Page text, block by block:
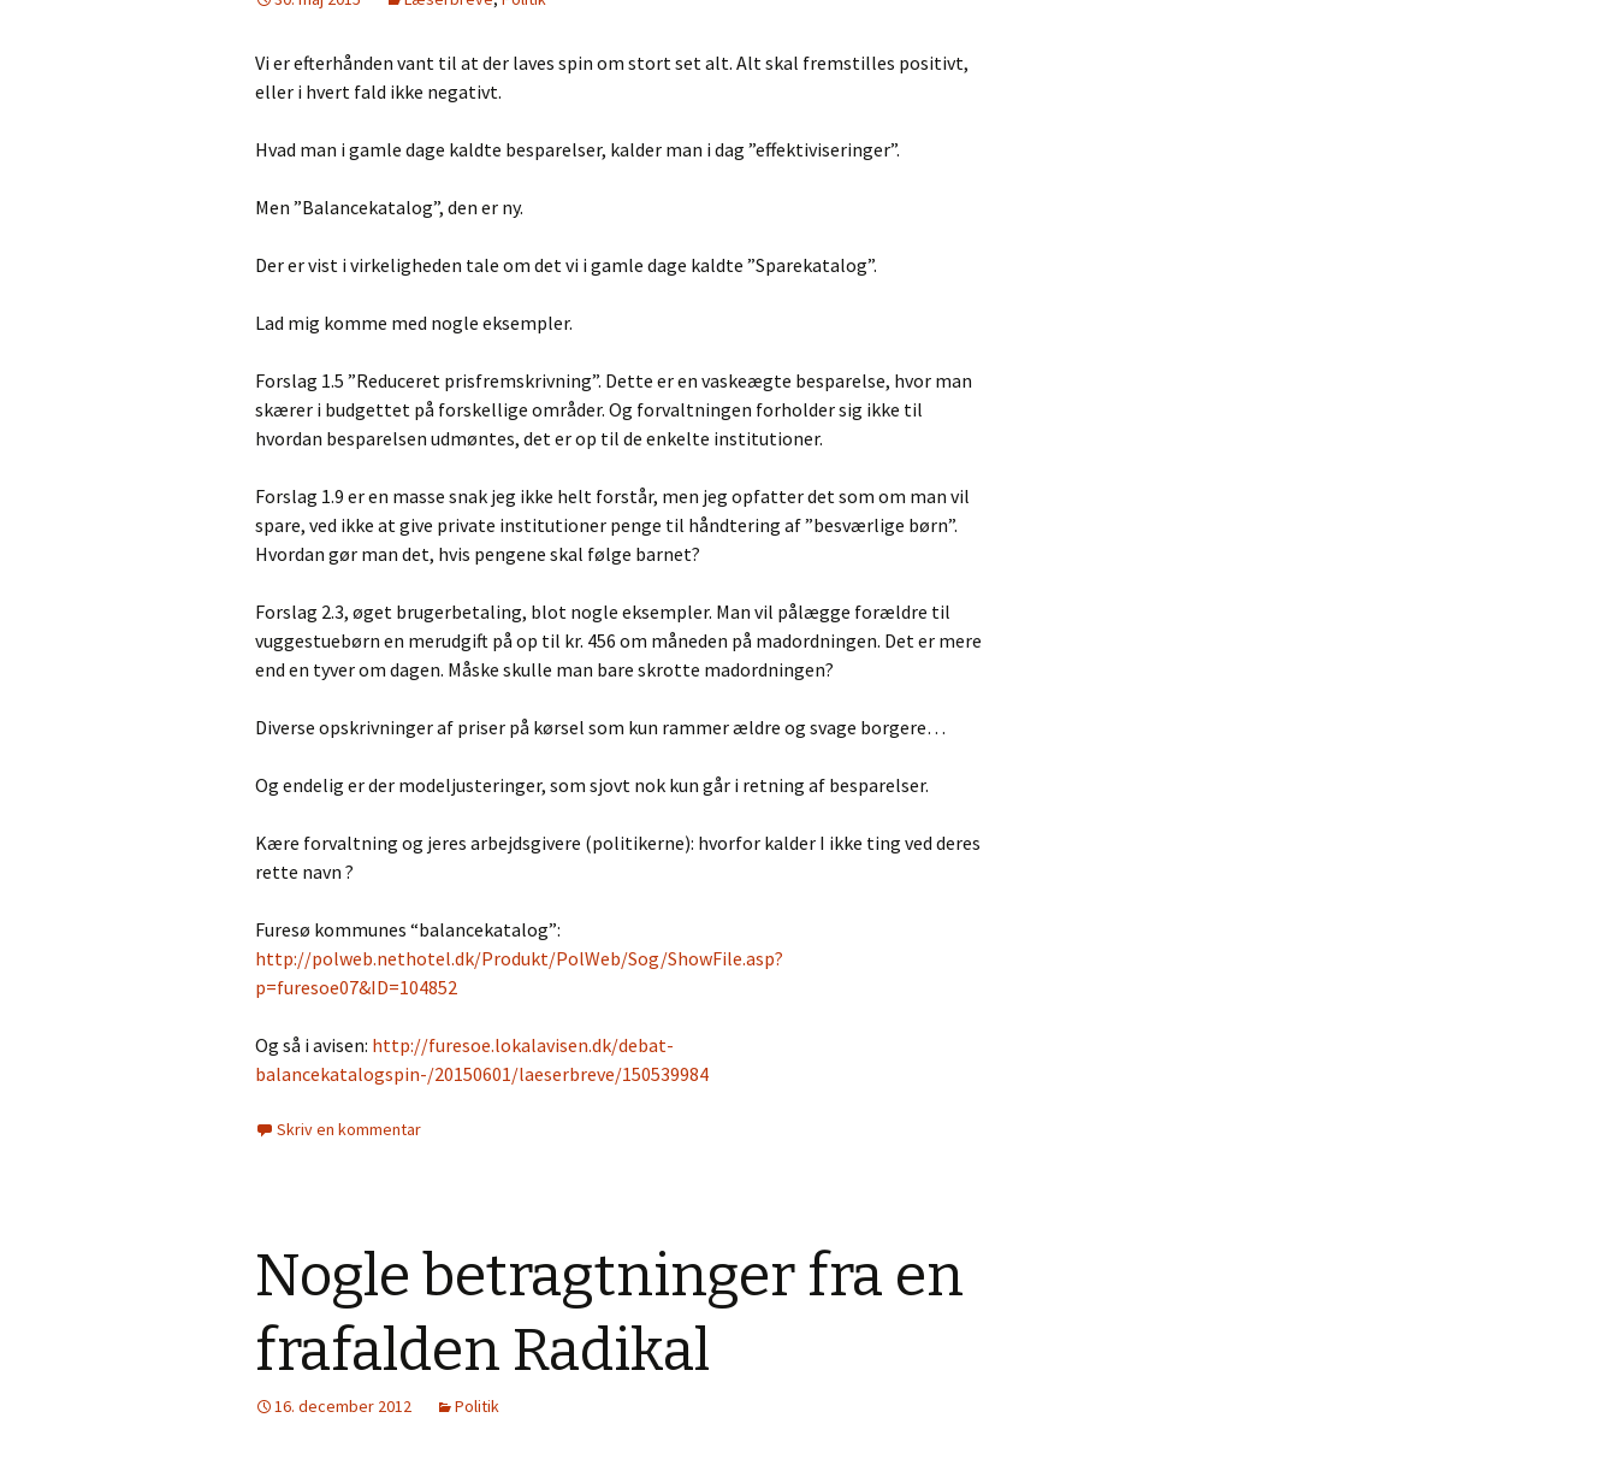
Vi er efterhånden vant til at der laves spin om stort set alt. Alt skal fremstilles positivt,
eller i hvert fald ikke negativt.
Hvad man i gamle dage kaldte besparelser, kalder man i dag ”effektiviseringer”.
Men ”Balancekatalog”, den er ny.
Der er vist i virkeligheden tale om det vi i gamle dage kaldte ”Sparekatalog”.
Lad mig komme med nogle eksempler.
Forslag 1.5 ”Reduceret prisfremskrivning”. Dette er en vaskeægte besparelse, hvor man
skærer i budgettet på forskellige områder. Og forvaltningen forholder sig ikke til
hvordan besparelsen udmøntes, det er op til de enkelte institutioner.
Forslag 1.9 er en masse snak jeg ikke helt forstår, men jeg opfatter det som om man vil
spare, ved ikke at give private institutioner penge til håndtering af ”besværlige børn”.
Hvordan gør man det, hvis pengene skal følge barnet?
Forslag 2.3, øget brugerbetaling, blot nogle eksempler. Man vil pålægge forældre til
vuggestuebørn en merudgift på op til kr. 456 om måneden på madordningen. Det er mere
end en tyver om dagen. Måske skulle man bare skrotte madordningen?
Diverse opskrivninger af priser på kørsel som kun rammer ældre og svage borgere…
Og endelig er der modeljusteringer, som sjovt nok kun går i retning af besparelser.
Kære forvaltning og jeres arbejdsgivere (politikerne): hvorfor kalder I ikke ting ved deres
rette navn ?
Furesø kommunes “balancekatalog”:
http://polweb.nethotel.dk/Produkt/PolWeb/Sog/ShowFile.asp?
p=furesoe07&ID=104852
Og så i avisen: http://furesoe.lokalavisen.dk/debat-
balancekatalogspin-/20150601/laeserbreve/150539984
Skriv en kommentar
Nogle betragtninger fra en
frafalden Radikal
16. december 2012 Politik